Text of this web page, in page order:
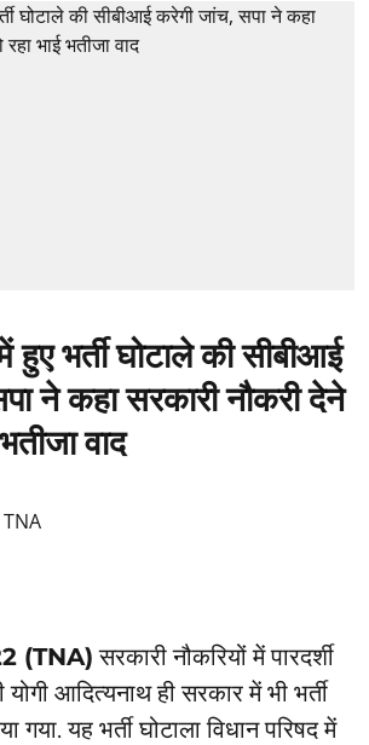
हुए भर्ती घोटाले की सीबीआई
ने कहा सरकारी नौकरी देने
वाद
(TNA) सरकारी नौकरियों में पारदर्शी
योगी आदित्यनाथ ही सरकार में भी भर्ती
गया. यह भर्ती घोटाला विधान परिषद में